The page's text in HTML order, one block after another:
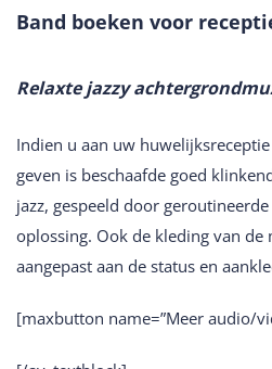
Band boeken voor
Relaxte jazzy
Indien u aan uw
geven is beschaafde goed
jazz, gespeeld door
oplossing. Ook de kleding van
aangepast aan de status en
[maxbutton name=”Meer audio/